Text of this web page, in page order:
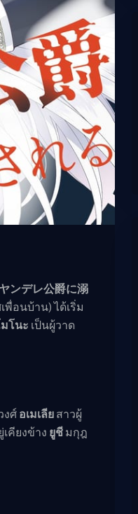
ンデレ公爵に溺
อนบ้าน) ได้เริ่ม
โนะ เป็นผู้วาด
งศ์อเมเลียสาวผู้
คียงข้าง ยูชีมกุฎ